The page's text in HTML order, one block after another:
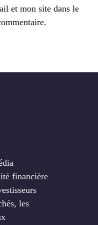
et mon site dans le
financière
les